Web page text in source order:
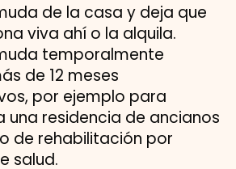
de la casa y deja que
viva ahí o la alquila.
temporalmente
de 12 meses
por ejemplo para
una residencia de ancianos
de rehabilitación por
salud.